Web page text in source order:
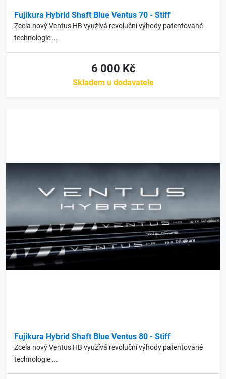
Fujikura Hybrid Shaft Blue Ventus 70 - Stiff
Zcela nový Ventus HB využívá revoluční výhody patentované
technologie ...
6 000 Kč
Skladem u dodavatele
Fujikura Hybrid Shaft Blue Ventus 80 - Stiff
Zcela nový Ventus HB využívá revoluční výhody patentované
technologie ...